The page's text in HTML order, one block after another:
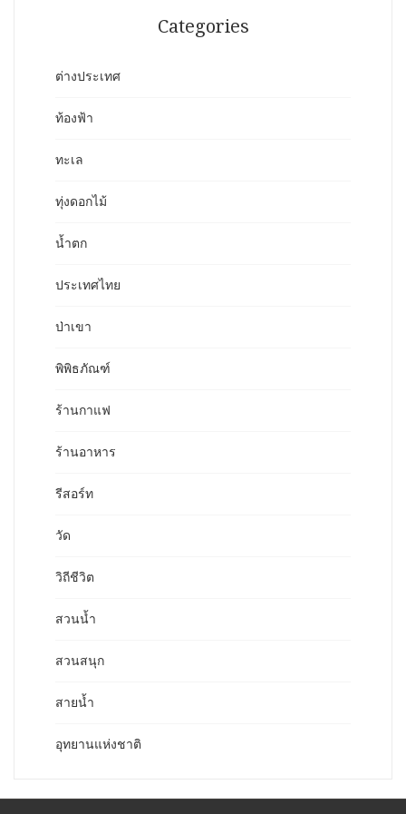
Categories
ต่างประเทศ
ท้องฟ้า
ทะเล
ทุ่งดอกไม้
น้ำตก
ประเทศไทย
ป่าเขา
พิพิธภัณฑ์
ร้านกาแฟ
ร้านอาหาร
รีสอร์ท
วัด
วิถีชีวิต
สวนน้ำ
สวนสนุก
สายน้ำ
อุทยานแห่งชาติ